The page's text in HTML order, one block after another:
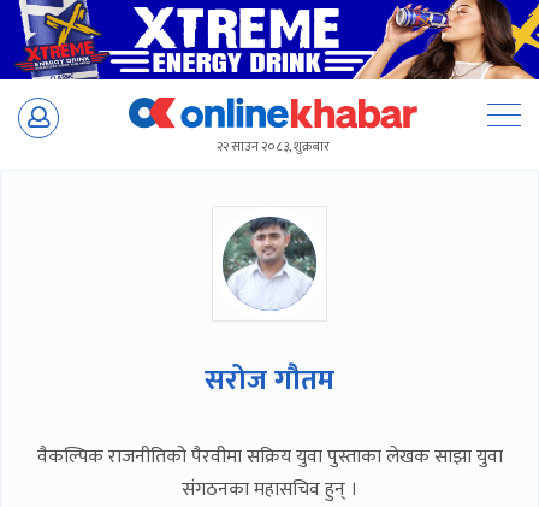
Skip
२२ साउन २०८३, शुक्रबार
सरोज गौतम
वैकल्पिक राजनीतिको पैरवीमा सक्रिय युवा पुस्ताका लेखक साझा युवा
संगठनका महासचिव हुन् ।